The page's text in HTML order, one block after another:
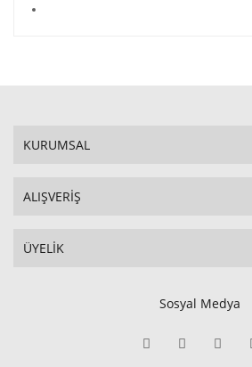
KURUMSAL
ALIŞVERİŞ
ÜYELİK
Sosyal Medya